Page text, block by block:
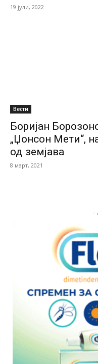
19 јули, 2022
Вести
Боријан
„Џонсон Мети“,
од земјава
8 март, 2021
-